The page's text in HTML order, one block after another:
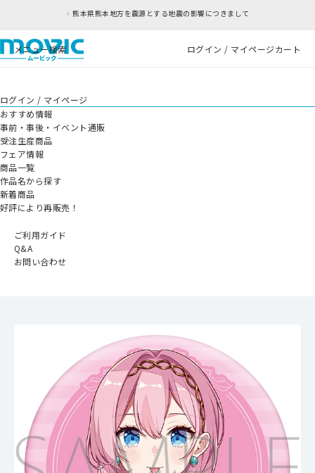
熊本県熊本地方を震源とする地震の影響につきまして
メニュー検索 ログイン / マイページカート
ログイン / マイページ
おすすめ情報
事前・事後・イベント通販
受注生産商品
フェア情報
商品一覧
作品名から探す
新着商品
好評により再販売！
ご利用ガイド
Q&A
お問い合わせ